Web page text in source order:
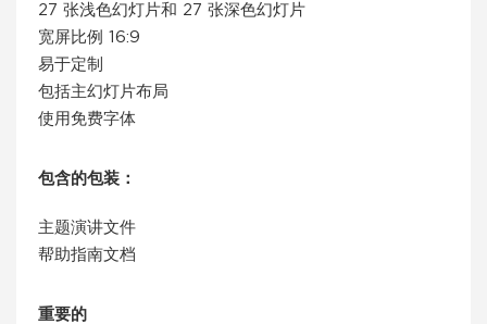
27 张浅色幻灯片和 27 张深色幻灯片
宽屏比例 16:9
易于定制
包括主幻灯片布局
使用免费字体
包含的包装：
主题演讲文件
帮助指南文档
重要的